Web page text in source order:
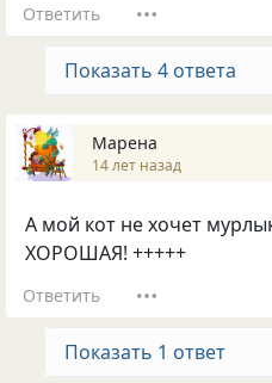
Ответить
Показать 4 ответа
Марена
14 лет назад
А мой кот не хочет
ХОРОШАЯ! +++++
Ответить
Показать 1 ответ